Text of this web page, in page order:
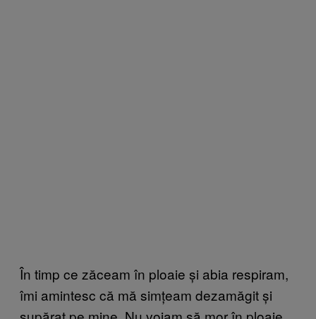
În timp ce zăceam în ploaie și abia respiram,
îmi amintesc că mă simțeam dezamăgit și